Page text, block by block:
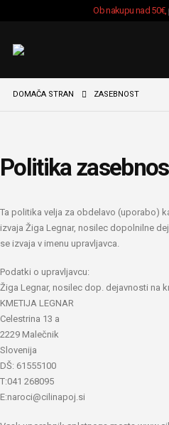
Ob nakupu nad 50€,
DOMAČA STRAN ZASEBNOST
Politika
Ta politika velja za obdelavo (uporabo)
izvaja Žiga Legnar, nosilec dopolnilne
se izvaja v imenu upravljavca.
Podatki o upravljavcu:
Žiga Legnar, nosilec dop. dejavnosti na
KMETIJA LEGNAR
Celestrina 13 a
2229 Malečnik
Slovenija
DŠ: 61555100
T:041 268095
E:naroci@cilinapoj.si